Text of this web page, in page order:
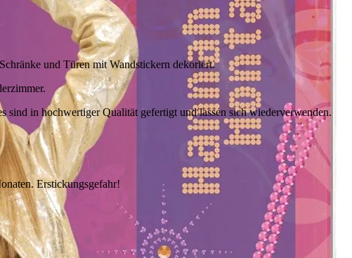
und Türen mit Wandstickern dekoriert.
in hochwertiger Qualität gefertigt und lassen sich wiederverwenden.
Erstickungsgefahr!